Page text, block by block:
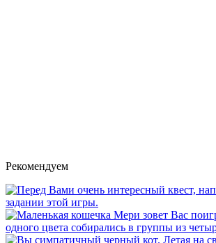
Рекомендуем